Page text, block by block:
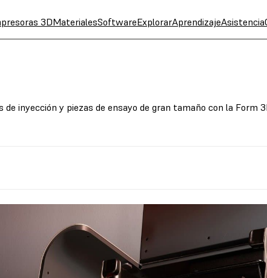
3DMaterialesSoftwareExplorarAprendizajeAsistencia
inyección y piezas de ensayo de gran tamaño con la Form